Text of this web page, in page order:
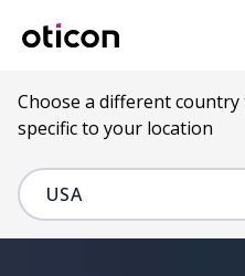
Choose a different
specific to your location